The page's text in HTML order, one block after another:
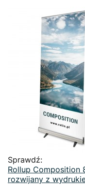
Sprawdź:
Rollup
rozwijany z